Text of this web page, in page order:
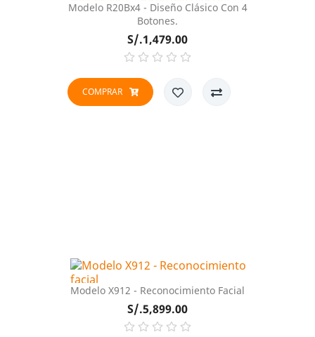
Modelo R20Bx4 - Diseño Clásico Con 4
Botones.
Precio
S/.1,479.00
COMPRAR
Modelo X912 - Reconocimiento Facial
Precio
S/.5,899.00